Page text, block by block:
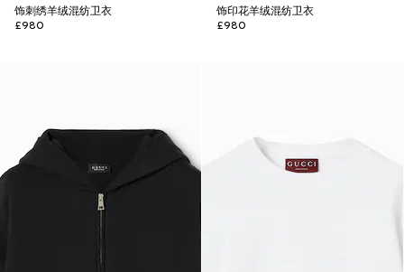
饰刺绣羊绒混纺卫衣
£980
饰印花羊绒混纺卫衣
£980